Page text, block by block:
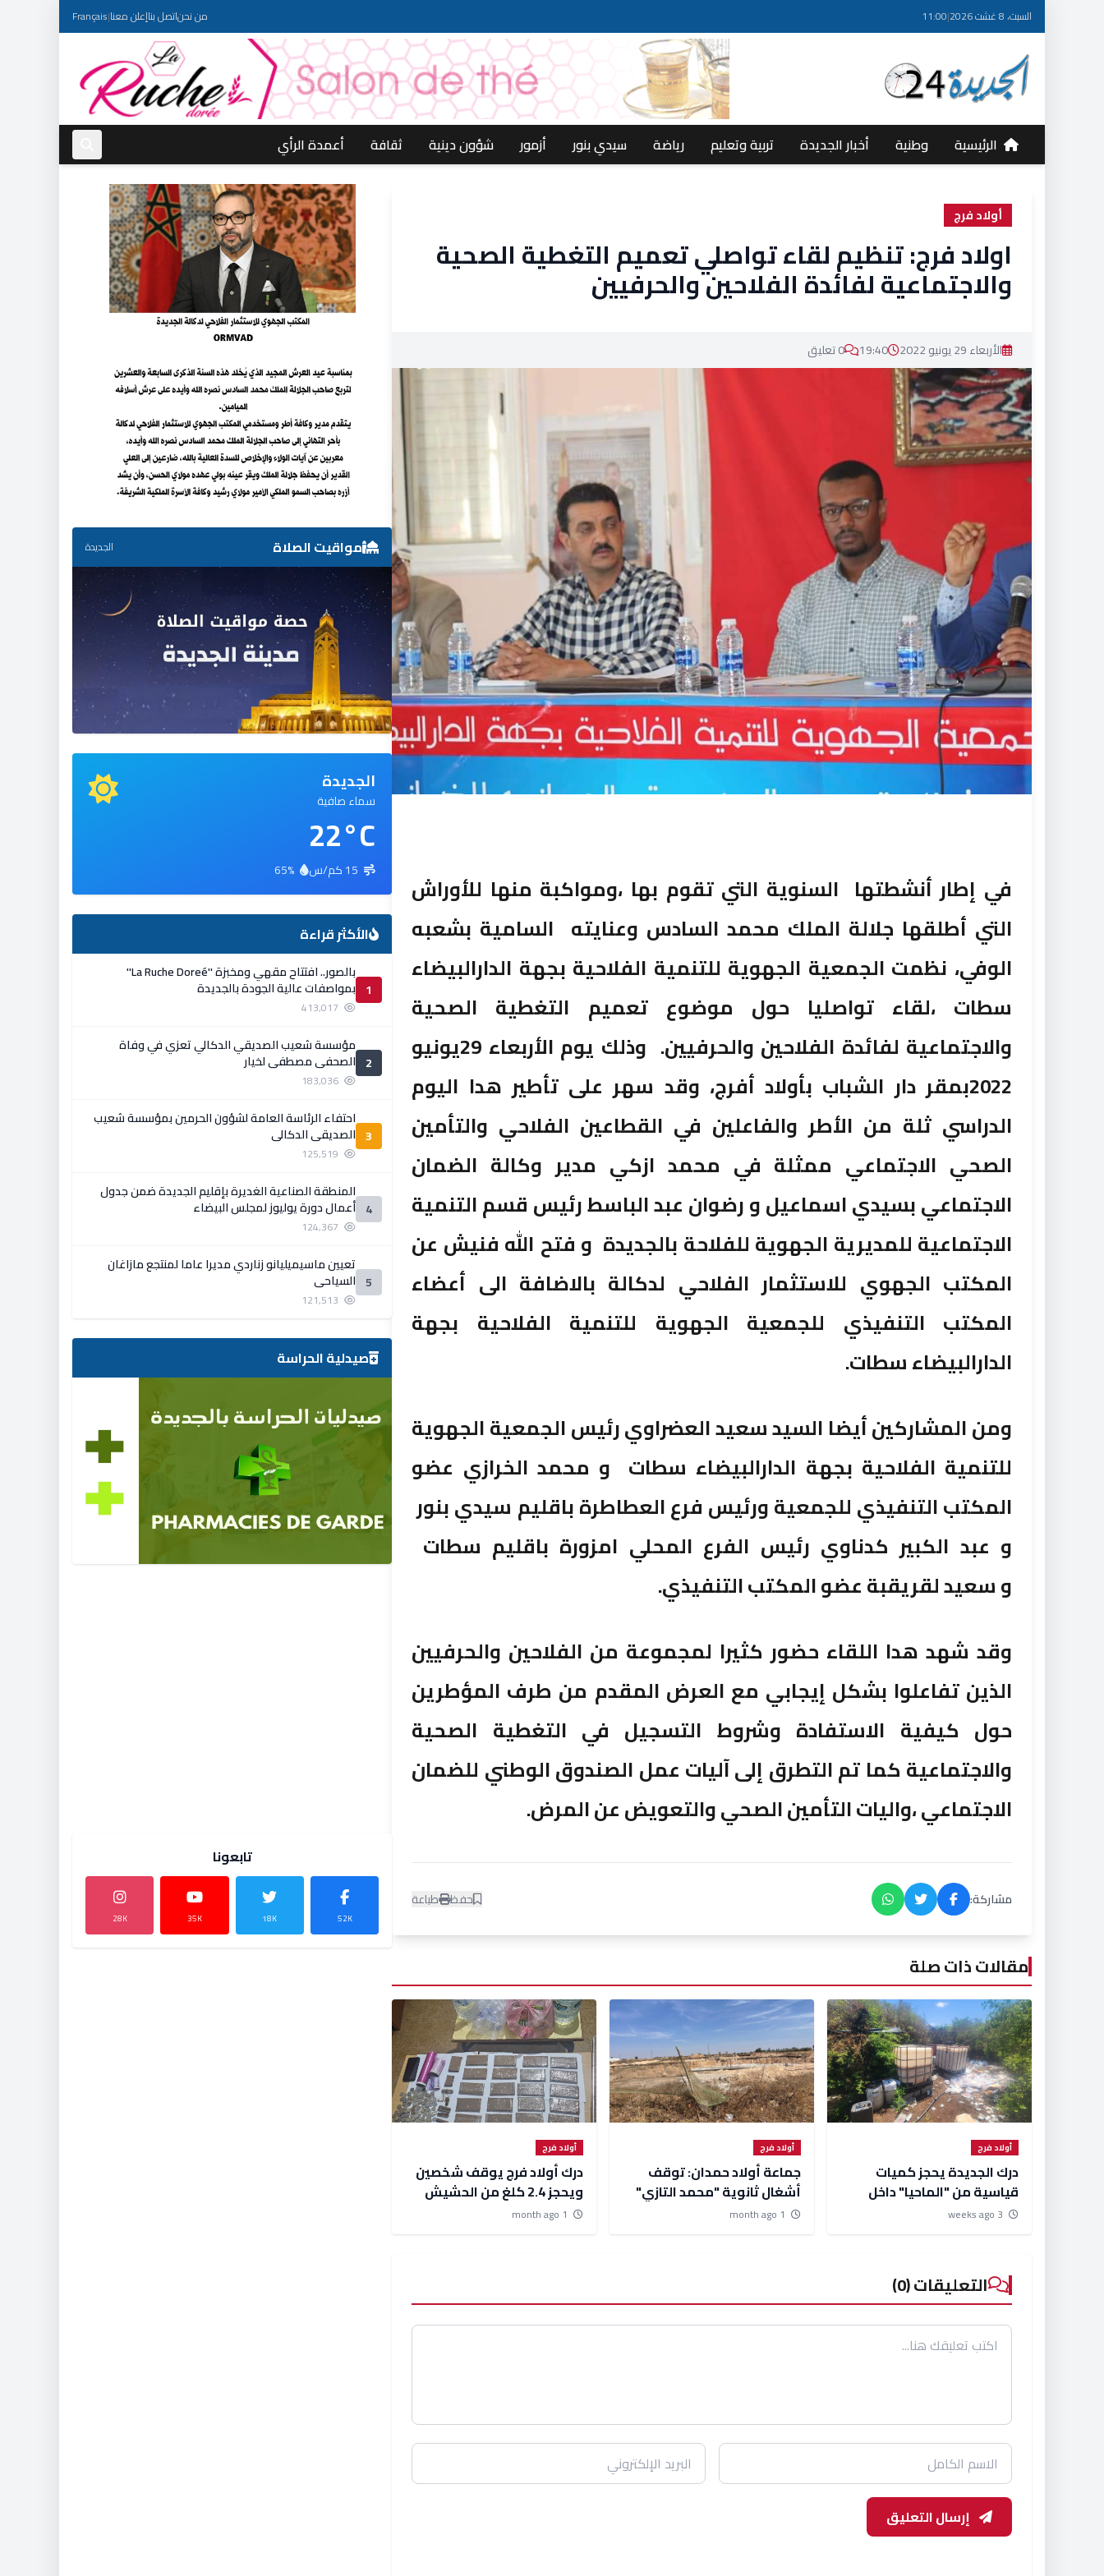
السبت، 8 غشت 2026 |
11:00 من نحناتصل بناإعلن معنا|
Français
الرئيسية وطنية أخبار الجديدة تربية وتعليم رياضة سيدي بنور أزمور شؤون دينية ثقافة أعمدة الرأي
أولاد فرج
اولاد فرج: تنظيم لقاء تواصلي تعميم التغطية الصحية
والاجتماعية لفائدة الفلاحين والحرفيين
الأربعاء 29 يونيو 2022 19:40 0 تعليق
في إطار أنشطتها السنوية التي تقوم بها ،ومواكبة منها للأوراش
التي أطلقها جلالة الملك محمد السادس وعنايته السامية بشعبه
الوفي، نظمت الجمعية الجهوية للتنمية الفلاحية بجهة الدارالبيضاء
سطات ،لقاء تواصليا حول موضوع تعميم التغطية الصحية
والاجتماعية لفائدة الفلاحين والحرفيين. وذلك يوم الأربعاء 29يونيو
2022بمقر دار الشباب بأولاد أفرج، وقد سهر على تأطير هدا اليوم
الدراسي ثلة من الأطر والفاعلين في القطاعين الفلاحي والتأمين
الصحي الاجتماعي ممثلة في محمد ازكي مدير وكالة الضمان
الاجتماعي بسيدي اسماعيل و رضوان عبد الباسط رئيس قسم التنمية
الاجتماعية للمديرية الجهوية للفلاحة بالجديدة و فتح الله فنيش عن
المكتب الجهوي للاستثمار الفلاحي لدكالة بالاضافة الى أعضاء
المكتب التنفيذي للجمعية الجهوية للتنمية الفلاحية بجهة
الدارالبيضاء سطات.
ومن المشاركين أيضا السيد سعيد العضراوي رئيس الجمعية الجهوية
للتنمية الفلاحية بجهة الدارالبيضاء سطات و محمد الخرازي عضو
المكتب التنفيذي للجمعية ورئيس فرع العطاطرة باقليم سيدي بنور
و عبد الكبير كدناوي رئيس الفرع المحلي امزورة باقليم سطات
و سعيد لقريقبة عضو المكتب التنفيذي.
وقد شهد هدا اللقاء حضور كثيرا لمجموعة من الفلاحين والحرفيين
الذين تفاعلوا بشكل إيجابي مع العرض المقدم من طرف المؤطرين
حول كيفية الاستفادة وشروط التسجيل في التغطية الصحية
والاجتماعية كما تم التطرق إلى آليات عمل الصندوق الوطني للضمان
الاجتماعي ،واليات التأمين الصحي والتعويض عن المرض.
مشاركة: حفظ طباعة
مقالات ذات صلة
أولاد فرج
درك الجديدة يحجز كميات
قياسية من "الماحيا" داخل
مصنع سري ضخم جراء تفكيكه
أولاد فرج
جماعة أولاد حمدان: توقف
أشغال ثانوية "محمد التازي"
بعد 3 أشهر.. والساكنة تناشد
أولاد فرج
درك أولاد فرج يوقف شخصين
ويحجز 2.4 كلغ من الحشيش
والماحيا باقليم الجديدة
التعليقات (0)
إرسال التعليق
مواقيت الصلاة الجديدة
الجديدة
سماء صافية
22°C
الأكثر قراءة
1
بالصور.. افتتاح مقهي ومخبزة ''La Ruche Doreé''
بمواصفات عالية الجودة بالجديدة
2
مؤسسة شعيب الصديقي الدكالي تعزي في وفاة
الصحفي مصطفى لخيار
3
احتفاء الرئاسة العامة لشؤون الحرمين بمؤسسة شعيب
الصديقي الدكالي
4
المنطقة الصناعية الغديرة بإقليم الجديدة ضمن جدول
أعمال دورة يوليوز لمجلس البيضاء
5
تعيين ماسيميليانو زناردي مديرا عاما لمنتجع مازاغان
السياحي
صيدلية الحراسة
تابعونا
52K
18K
35K
28K